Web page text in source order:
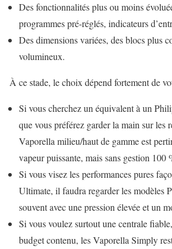
Des fonctionnalités plus ou moins
programmes pré-réglés, indicateurs
Des dimensions variées, des blocs plus
volumineux.
À ce stade, le choix dépend fortement de
Si vous cherchez un équivalent à un
que vous préférez garder la main sur les
Vaporella milieu/haut de gamme est
vapeur puissante, mais sans gestion 100
Si vous visez les performances pures
Ultimate, il faudra regarder les modèles
souvent avec une pression élevée et un
Si vous voulez surtout une centrale
budget contenu, les Vaporella Simply